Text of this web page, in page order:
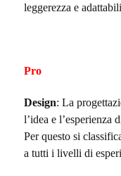
leggerezza e
Pro
Design: La
l’idea e l’esperienza
Per questo si
a tutti i livelli di